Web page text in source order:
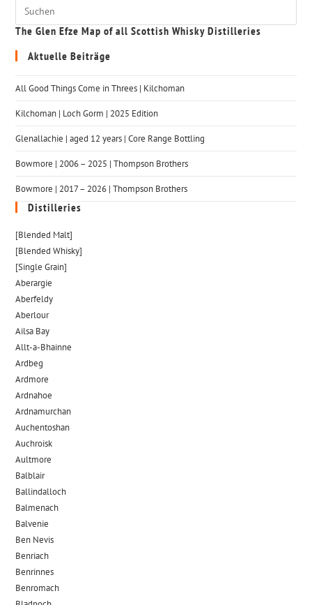
The Glen Efze Map of all Scottish Whisky Distilleries
Aktuelle Beiträge
All Good Things Come in Threes | Kilchoman
Kilchoman | Loch Gorm​ | 2025 Edition
Glenallachie | aged 12 years | Core Range Bottling
Bowmore | 2006 – 2025 | Thompson Brothers
Bowmore | 2017 – 2026 | Thompson Brothers
Distilleries
[Blended Malt]
[Blended Whisky]
[Single Grain]
Aberargie
Aberfeldy
Aberlour
Ailsa Bay
Allt-a-Bhainne
Ardbeg
Ardmore
Ardnahoe
Ardnamurchan
Auchentoshan
Auchroisk
Aultmore
Balblair
Ballindalloch
Balmenach
Balvenie
Ben Nevis
Benriach
Benrinnes
Benromach